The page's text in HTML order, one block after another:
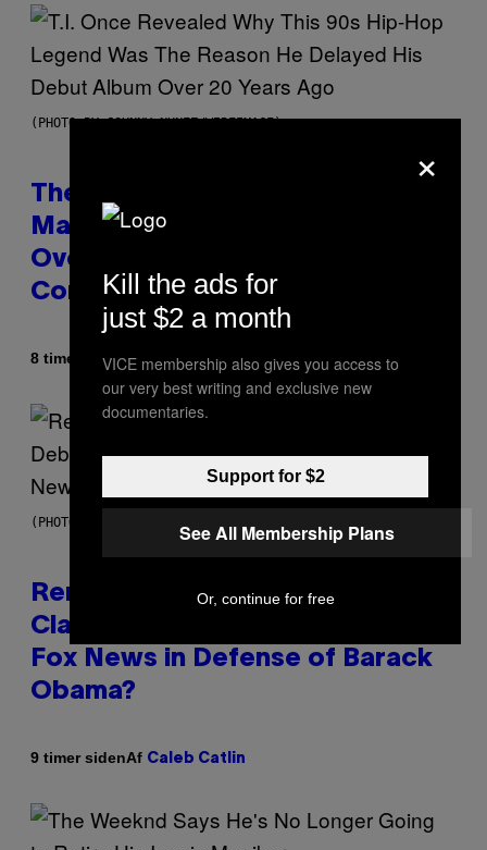
(PHOTO BY JOHNNY NUNEZ/WIREIMAGE)
The 90s Hip-Hop Legend Who
Made T.I. Delay His Debut Album
Over 20 Years Ago: ‘I Definitely
Conceded’
8 timer sidenAfCaleb Catlin
(PHOTO BY TIM MOSENFELDER/GETTY IMAGES)
Remember the Time Jeezy
Clapped Back at Bill O’Reilly and
Fox News in Defense of Barack
Obama?
9 timer sidenAf Caleb Catlin
×
Kill the ads for
just $2 a month
VICE membership also gives you access to
our very best writing and exclusive new
documentaries.
Support for $2
See All Membership Plans
Or, continue for free